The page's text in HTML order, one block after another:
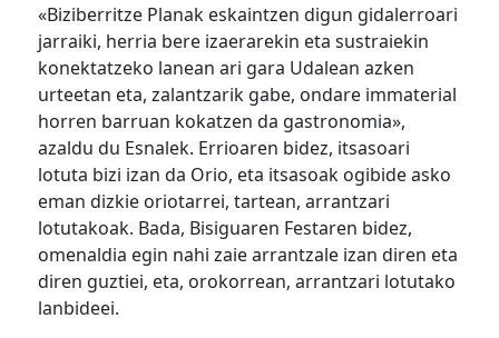
«Biziberritze Planak eskaintzen digun gidalerroari
jarraiki, herria bere izaerarekin eta sustraiekin
konektatzeko lanean ari gara Udalean azken
urteetan eta, zalantzarik gabe, ondare immaterial
horren barruan kokatzen da gastronomia»,
azaldu du Esnalek. Errioaren bidez, itsasoari
lotuta bizi izan da Orio, eta itsasoak ogibide asko
eman dizkie oriotarrei, tartean, arrantzari
lotutakoak. Bada, Bisiguaren Festaren bidez,
omenaldia egin nahi zaie arrantzale izan diren eta
diren guztiei, eta, orokorrean, arrantzari lotutako
lanbideei.